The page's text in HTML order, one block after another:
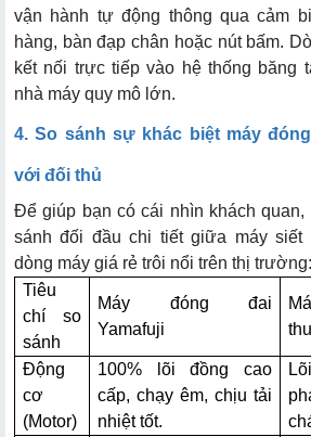
vận hành tự động thông qua cảm
hàng, bàn đạp chân hoặc nút bấm.
kết nối trực tiếp vào hệ thống băng
nhà máy quy mô lớn.
4. So sánh sự khác biệt máy
với đối thủ
Để giúp bạn có cái nhìn khách
sánh đối đầu chi tiết giữa máy siết
dòng máy giá rẻ trôi nổi trên thị trường:
Tiêu
chí so
sánh
Máy đóng đai
Yamafuji
Động
cơ
(Motor)
100% lõi đồng cao
cấp, chạy êm, chịu tải
nhiệt tốt.